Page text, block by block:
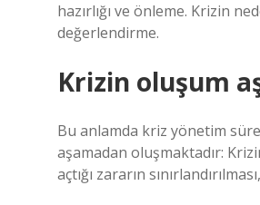
hazırlığı ve önleme. Krizin
değerlendirme.
Krizin oluşum
Bu anlamda kriz yönetim
aşamadan oluşmaktadır:
açtığı zararın